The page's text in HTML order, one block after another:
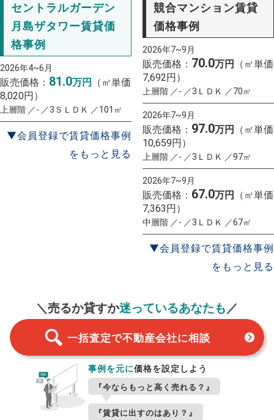
セントラルガーデン
月島ザタワー賃貸価
格事例
2026年4~6月
販売価格： 81.0万円
（㎡単価
8,020円）
上層階 ／- ／3ＳＬＤＫ ／101㎡
▼会員登録で賃貸価格事例
をもっと見る
競合マンション賃貸
価格事例
2026年7~9月
販売価格： 70.0万円
（㎡単価
7,692円）
上層階 ／- ／3ＬＤＫ ／70㎡
2026年7~9月
販売価格： 97.0万円
（㎡単価
10,659円）
上層階 ／- ／3ＬＤＫ ／97㎡
2026年7~9月
販売価格： 67.0万円
（㎡単価
7,363円）
中層階 ／- ／3ＬＤＫ ／67㎡
▼会員登録で賃貸価格事例
をもっと見る
＼売るか貸すか迷っているあなたも／
一括査定で不動産会社に相談
事例を元に価格を設定しよう
『今ならもっと高く売れる？』
『賃貸に出すのはあり？』